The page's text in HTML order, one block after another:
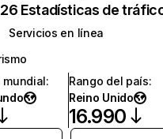
Estadísticas de
Servicios en línea
:
Rango del país:
Reino Unido
16.990